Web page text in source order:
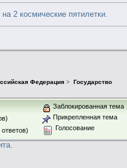
2 космические пятилетки.
Федерация > Государство
Заблокированная тема
Прикрепленная тема
Голосование